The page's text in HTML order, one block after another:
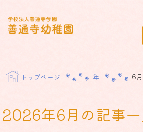
content
学校法人善通寺学園
トップページ 年 6月
2026年6月の記事